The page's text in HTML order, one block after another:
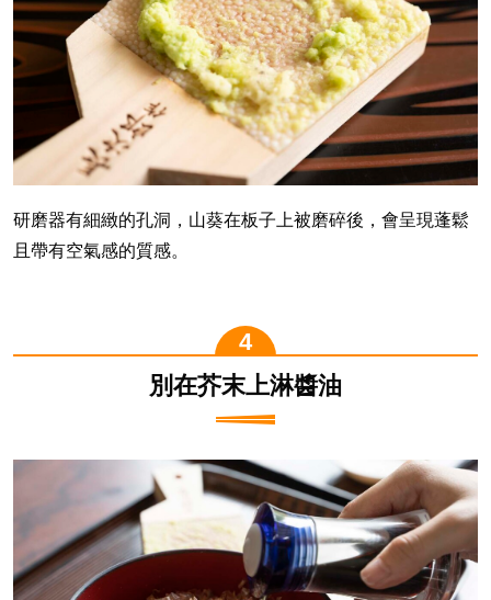
研磨器有細緻的孔洞，山葵在板子上被磨碎後，會呈現蓬鬆
且帶有空氣感的質感。
別在芥末上淋醬油